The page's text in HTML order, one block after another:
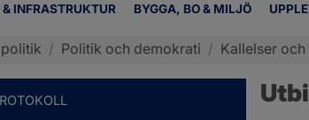
INFRASTRUKTUR BYGGA, BO & MILJÖ
/ Politik och demokrati / Kallelser